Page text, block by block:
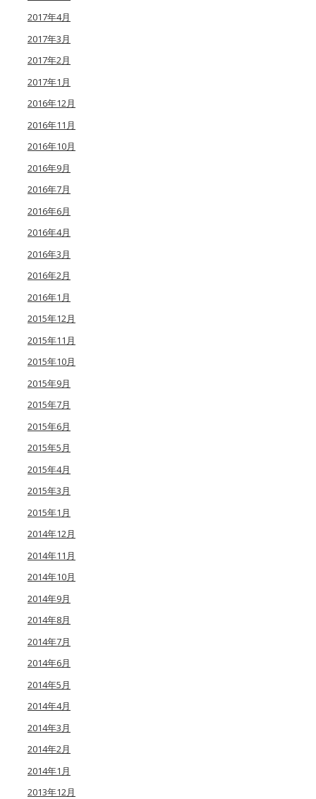
2017年4月
2017年3月
2017年2月
2017年1月
2016年12月
2016年11月
2016年10月
2016年9月
2016年7月
2016年6月
2016年4月
2016年3月
2016年2月
2016年1月
2015年12月
2015年11月
2015年10月
2015年9月
2015年7月
2015年6月
2015年5月
2015年4月
2015年3月
2015年1月
2014年12月
2014年11月
2014年10月
2014年9月
2014年8月
2014年7月
2014年6月
2014年5月
2014年4月
2014年3月
2014年2月
2014年1月
2013年12月